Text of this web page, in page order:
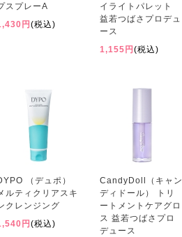
スプレーA
円 (税込)
イライトパレット
益若つばさプロデュ
ース
1,155円 (税込)
（デュポ）
ルティクリアスキ
クレンジング
円 (税込)
CandyDoll（キャン
ディドール） トリ
ートメントケアグロ
ス 益若つばさプロ
デュース